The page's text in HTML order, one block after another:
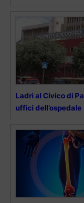
Ladri al Civico di
uffici dell’ospedale